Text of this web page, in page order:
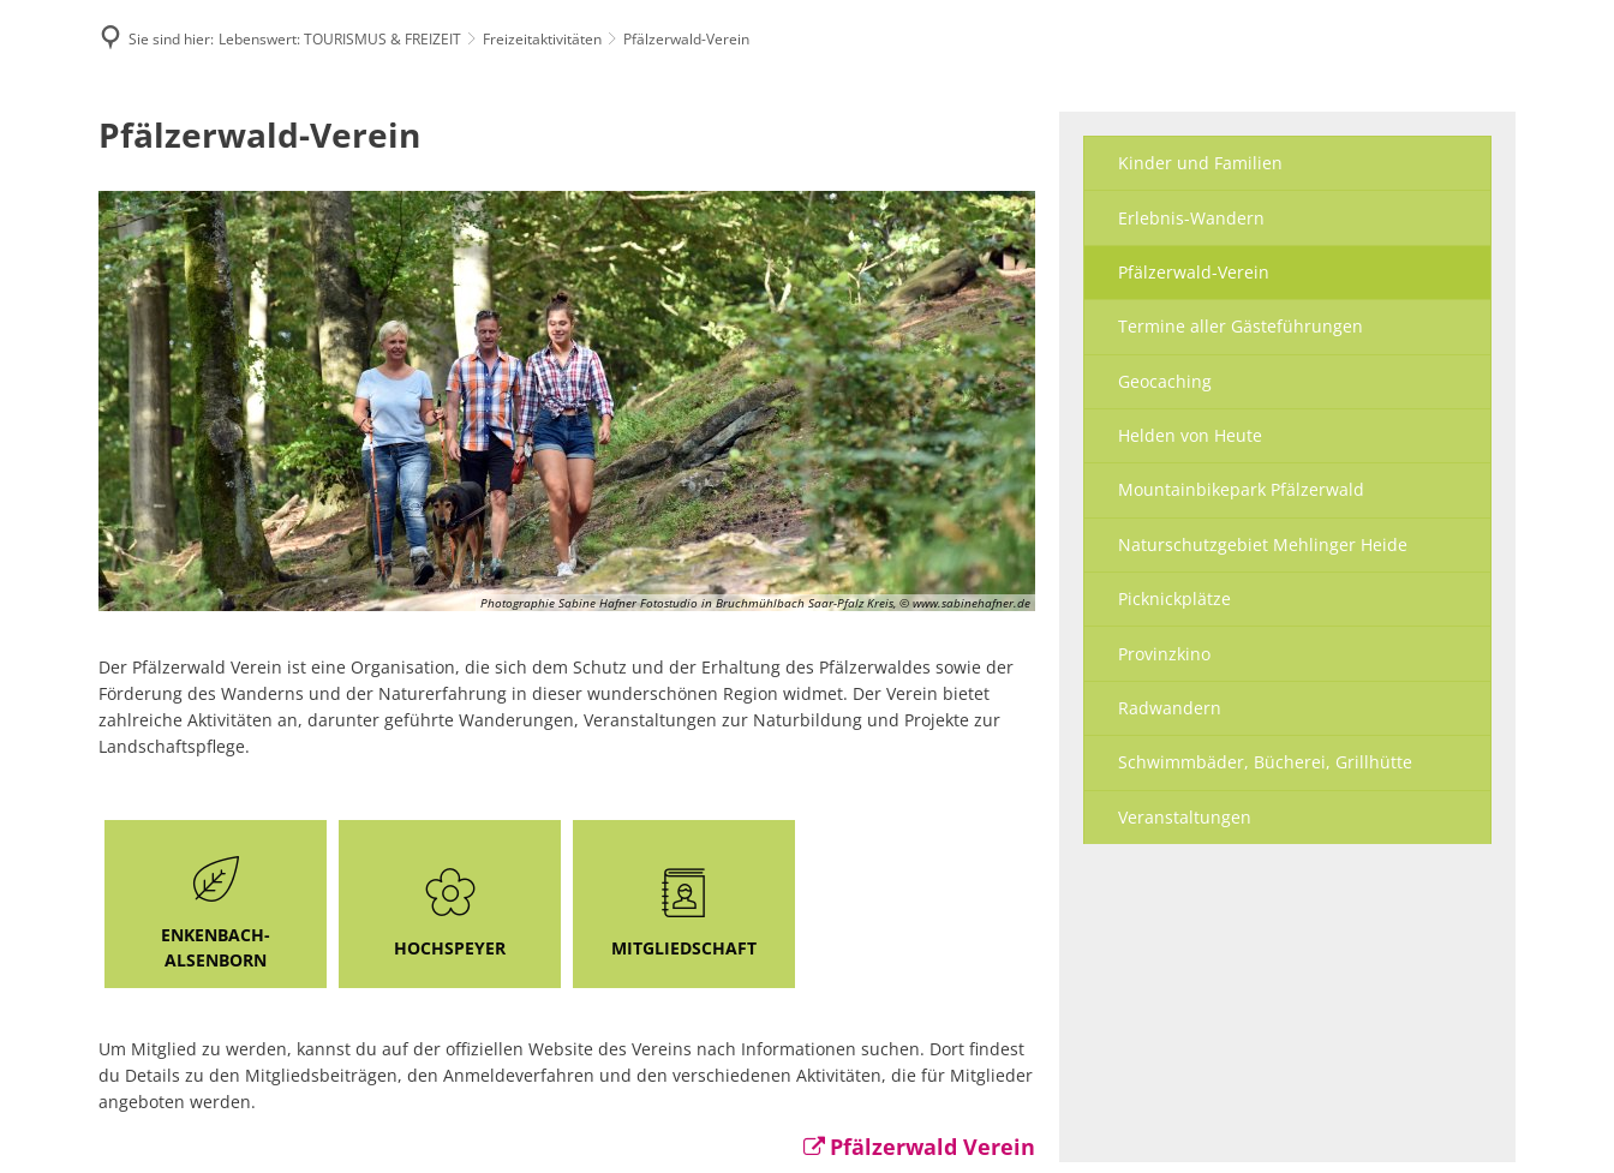
Sie sind hier: Lebenswert: TOURISMUS & FREIZEIT Freizeitaktivitäten Pfälzerwald-Verein
Pfälzerwald-
Verein
Pfälzerwald-Verein
Photographie Sabine Hafner Fotostudio in Bruchmühlbach Saar-Pfalz Kreis, © www.sabinehafner.de
Der Pfälzerwald Verein ist eine Organisation, die sich dem Schutz und der Erhaltung des Pfälzerwaldes sowie der
Förderung des Wanderns und der Naturerfahrung in dieser wunderschönen Region widmet. Der Verein bietet
zahlreiche Aktivitäten an, darunter geführte Wanderungen, Veranstaltungen zur Naturbildung und Projekte zur
Landschaftspflege.
ENKENBACH-
ALSENBORN
HOCHSPEYER MITGLIEDSCHAFT
Um Mitglied zu werden, kannst du auf der offiziellen Website des Vereins nach Informationen suchen. Dort findest
du Details zu den Mitgliedsbeiträgen, den Anmeldeverfahren und den verschiedenen Aktivitäten, die für Mitglieder
angeboten werden.
Pfälzerwald Verein
Kinder und Familien
Erlebnis-Wandern
Pfälzerwald-Verein
Termine aller Gästeführungen
Geocaching
Helden von Heute
Mountainbikepark Pfälzerwald
Naturschutzgebiet Mehlinger Heide
Picknickplätze
Provinzkino
Radwandern
Schwimmbäder, Bücherei, Grillhütte
Veranstaltungen